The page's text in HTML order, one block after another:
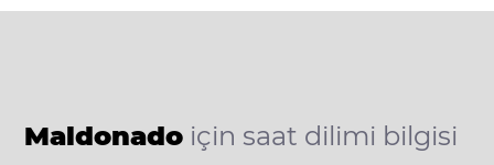
Maldonado için saat dilimi bilgisi